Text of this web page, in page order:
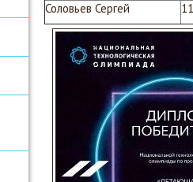
Соловьев Сергей
11